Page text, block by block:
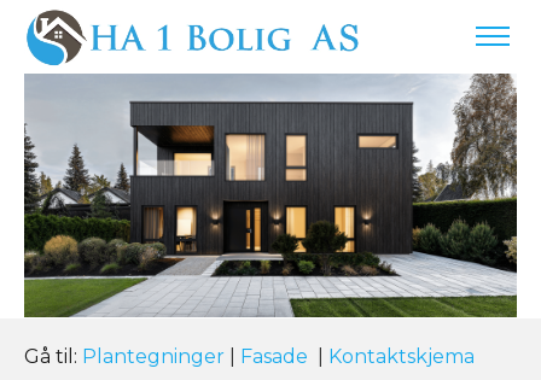
Gå til: Plantegninger Fasade Kontaktskjema